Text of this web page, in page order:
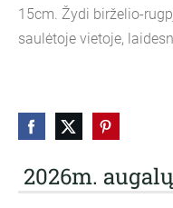
2026m.
15cm. Žydi birželio-
saulėtoje vietoje,